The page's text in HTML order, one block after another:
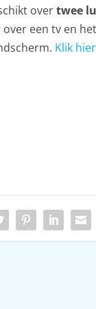
overtwee
over een tv en
Klik